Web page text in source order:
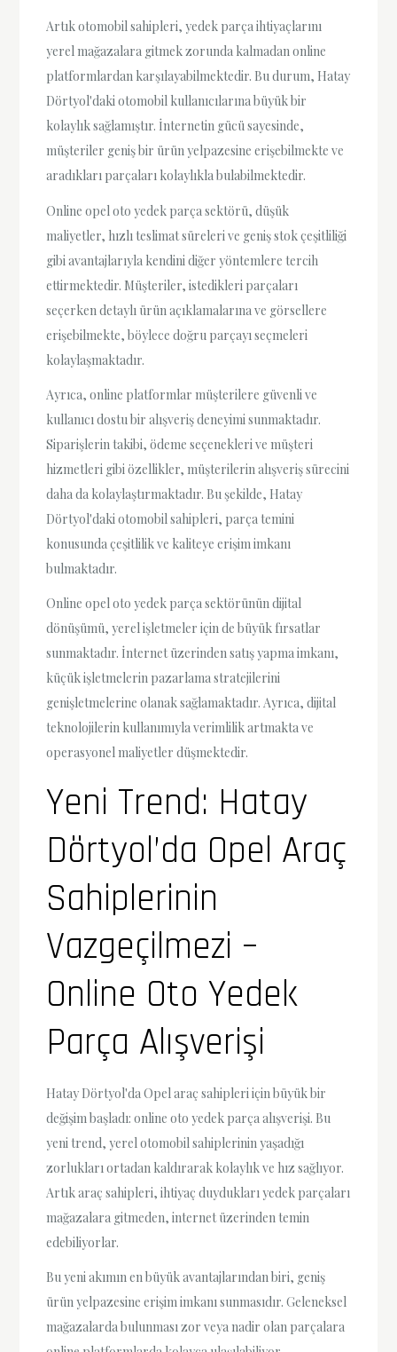
Artık otomobil sahipleri, yedek parça ihtiyaçlarını
yerel mağazalara gitmek zorunda kalmadan online
platformlardan karşılayabilmektedir. Bu durum, Hatay
Dörtyol'daki otomobil kullanıcılarına büyük bir
kolaylık sağlamıştır. İnternetin gücü sayesinde,
müşteriler geniş bir ürün yelpazesine erişebilmekte ve
aradıkları parçaları kolaylıkla bulabilmektedir.
Online opel oto yedek parça sektörü, düşük
maliyetler, hızlı teslimat süreleri ve geniş stok çeşitliliği
gibi avantajlarıyla kendini diğer yöntemlere tercih
ettirmektedir. Müşteriler, istedikleri parçaları
seçerken detaylı ürün açıklamalarına ve görsellere
erişebilmekte, böylece doğru parçayı seçmeleri
kolaylaşmaktadır.
Ayrıca, online platformlar müşterilere güvenli ve
kullanıcı dostu bir alışveriş deneyimi sunmaktadır.
Siparişlerin takibi, ödeme seçenekleri ve müşteri
hizmetleri gibi özellikler, müşterilerin alışveriş sürecini
daha da kolaylaştırmaktadır. Bu şekilde, Hatay
Dörtyol'daki otomobil sahipleri, parça temini
konusunda çeşitlilik ve kaliteye erişim imkanı
bulmaktadır.
Online opel oto yedek parça sektörünün dijital
dönüşümü, yerel işletmeler için de büyük fırsatlar
sunmaktadır. İnternet üzerinden satış yapma imkanı,
küçük işletmelerin pazarlama stratejilerini
genişletmelerine olanak sağlamaktadır. Ayrıca, dijital
teknolojilerin kullanımıyla verimlilik artmakta ve
operasyonel maliyetler düşmektedir.
Yeni Trend: Hatay
Dörtyol’da Opel Araç
Sahiplerinin
Vazgeçilmezi –
Online Oto Yedek
Parça Alışverişi
Hatay Dörtyol'da Opel araç sahipleri için büyük bir
değişim başladı: online oto yedek parça alışverişi. Bu
yeni trend, yerel otomobil sahiplerinin yaşadığı
zorlukları ortadan kaldırarak kolaylık ve hız sağlıyor.
Artık araç sahipleri, ihtiyaç duydukları yedek parçaları
mağazalara gitmeden, internet üzerinden temin
edebiliyorlar.
Bu yeni akımın en büyük avantajlarından biri, geniş
ürün yelpazesine erişim imkanı sunmasıdır. Geleneksel
mağazalarda bulunması zor veya nadir olan parçalara